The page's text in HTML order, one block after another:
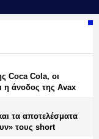
Coca Cola, οι
η άνοδος της Avax
τα αποτελέσματα
τους short